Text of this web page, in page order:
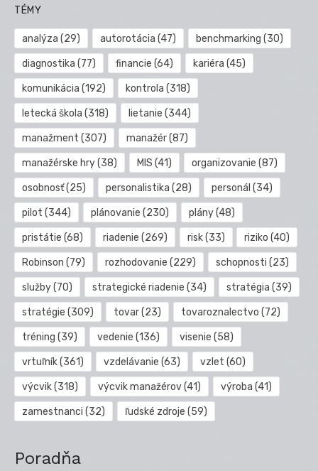
TÉMY
analýza (29) autorotácia (47) benchmarking (30)
diagnostika (77) financie (64) kariéra (45)
komunikácia (192) kontrola (318)
letecká škola (318) lietanie (344)
manažment (307) manažér(87)
manažérske hry(38) MIS (41) organizovanie (87)
osobnosť(25) personalistika (28) personál (34)
pilot (344) plánovanie (230) plány(48)
pristátie (68) riadenie (269) risk(33) riziko (40)
Robinson (79) rozhodovanie (229) schopnosti (23)
služby(70) strategické riadenie (34) stratégia (39)
stratégie (309) tovar(23) tovaroznalectvo (72)
tréning (39) vedenie (136) visenie (58)
vrtuľník(361) vzdelávanie (63) vzlet (60)
výcvik(318) výcvik manažérov(41) výroba (41)
zamestnanci (32) ľudské zdroje (59)
Poradňa